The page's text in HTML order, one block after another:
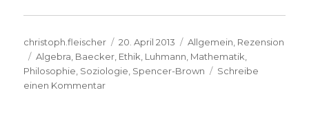
Autor
christoph.fleischer
Veröffentlicht
am
20. April 2013 Kategorien
Allgemein Rezension
Schlagwörter
Algebra Baecker Ethik Luhmann Mathematik
Philosophie Soziologie Spencer-Brown
Schreibe
einen Kommentarzu